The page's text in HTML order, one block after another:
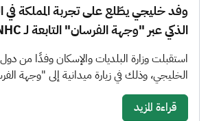
وفد خليجي يطّلع على تجربة المملكة في
الذكي عبر "وجهة الفرسان" التابعة لـ NHC
استقبلت وزارة البلديات والإسكان وفدًا من
الخليجي، وذلك في زيارة ميدانية إلى "وجهة
قراءة المزيد